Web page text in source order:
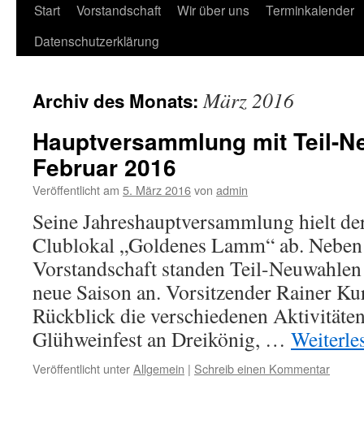
Start Vorstandschaft Wir über uns
Terminkalender
Datenschutzerklärung
Archiv des Monats:März 2016
Hauptversammlung mit Teil-
Februar 2016
Veröffentlicht am 5. März 2016von admin
Seine Jahreshauptversammlung hielt
Clublokal „Goldenes Lamm“ ab.
Vorstandschaft standen Teil-
neue Saison an. Vorsitzender Rainer
Rückblick die verschiedenen
Glühweinfest an Dreikönig, …
Veröffentlicht unterAllgemein | Schreib einen Kommentar